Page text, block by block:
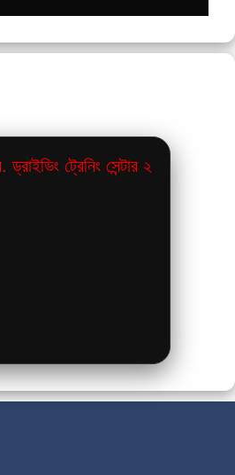
ট্রেনিং সেন্টার ২